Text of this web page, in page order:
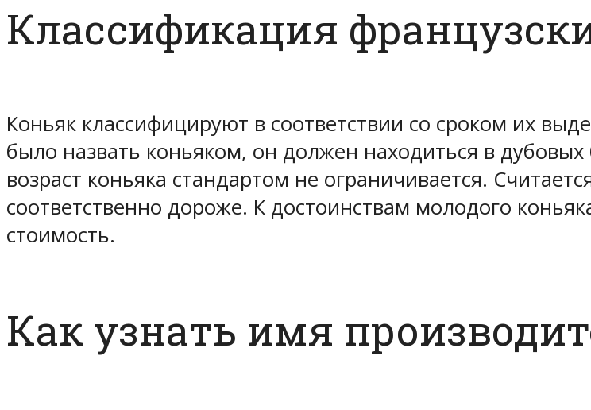
Классификация
Коньяк классифицируют в соответствии со сроком их
было назвать коньяком, он должен находиться в
возраст коньяка стандартом не ограничивается.
соответственно дороже. К достоинствам молодого
стоимость.
Как узнать имя